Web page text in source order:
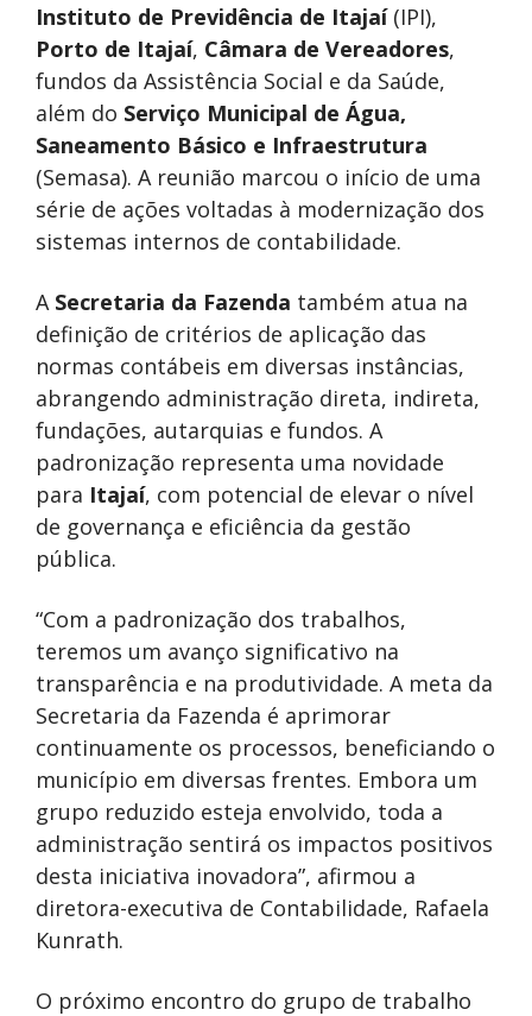
Instituto de Previdência de Itajaí(IPI),
Porto de Itajaí, Câmara de Vereadores,
fundos da Assistência Social e da Saúde,
além do Serviço Municipal de Água,
Saneamento Básico e Infraestrutura
(Semasa). A reunião marcou o início de uma
série de ações voltadas à modernização dos
sistemas internos de contabilidade.
A Secretaria da Fazenda também atua na
definição de critérios de aplicação das
normas contábeis em diversas instâncias,
abrangendo administração direta, indireta,
fundações, autarquias e fundos. A
padronização representa uma novidade
para Itajaí, com potencial de elevar o nível
de governança e eficiência da gestão
pública.
“Com a padronização dos trabalhos,
teremos um avanço significativo na
transparência e na produtividade. A meta da
Secretaria da Fazenda é aprimorar
continuamente os processos, beneficiando o
município em diversas frentes. Embora um
grupo reduzido esteja envolvido, toda a
administração sentirá os impactos positivos
desta iniciativa inovadora”, afirmou a
diretora-executiva de Contabilidade, Rafaela
Kunrath.
O próximo encontro do grupo de trabalho